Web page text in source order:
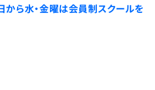
から水・金曜は会員制スクールを